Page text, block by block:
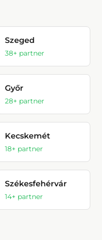
Szeged
38+ partner
Győr
28+ partner
Kecskemét
18+ partner
Székesfehérvár
14+ partner